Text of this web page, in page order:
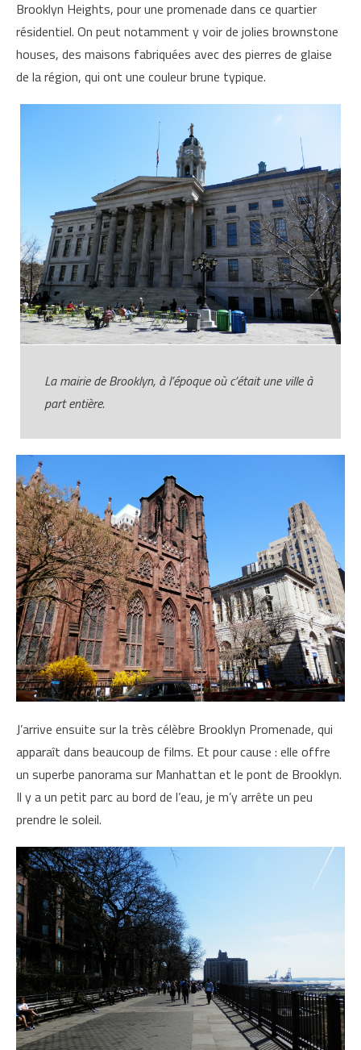
Brooklyn Heights, pour une promenade dans ce quartier
résidentiel. On peut notamment y voir de jolies brownstone
houses, des maisons fabriquées avec des pierres de glaise
de la région, qui ont une couleur brune typique.
La mairie de Brooklyn, à l’époque où c’était une ville à
part entière.
J’arrive ensuite sur la très célèbre Brooklyn Promenade, qui
apparaît dans beaucoup de films. Et pour cause : elle offre
un superbe panorama sur Manhattan et le pont de Brooklyn.
Il y a un petit parc au bord de l’eau, je m’y arrête un peu
prendre le soleil.